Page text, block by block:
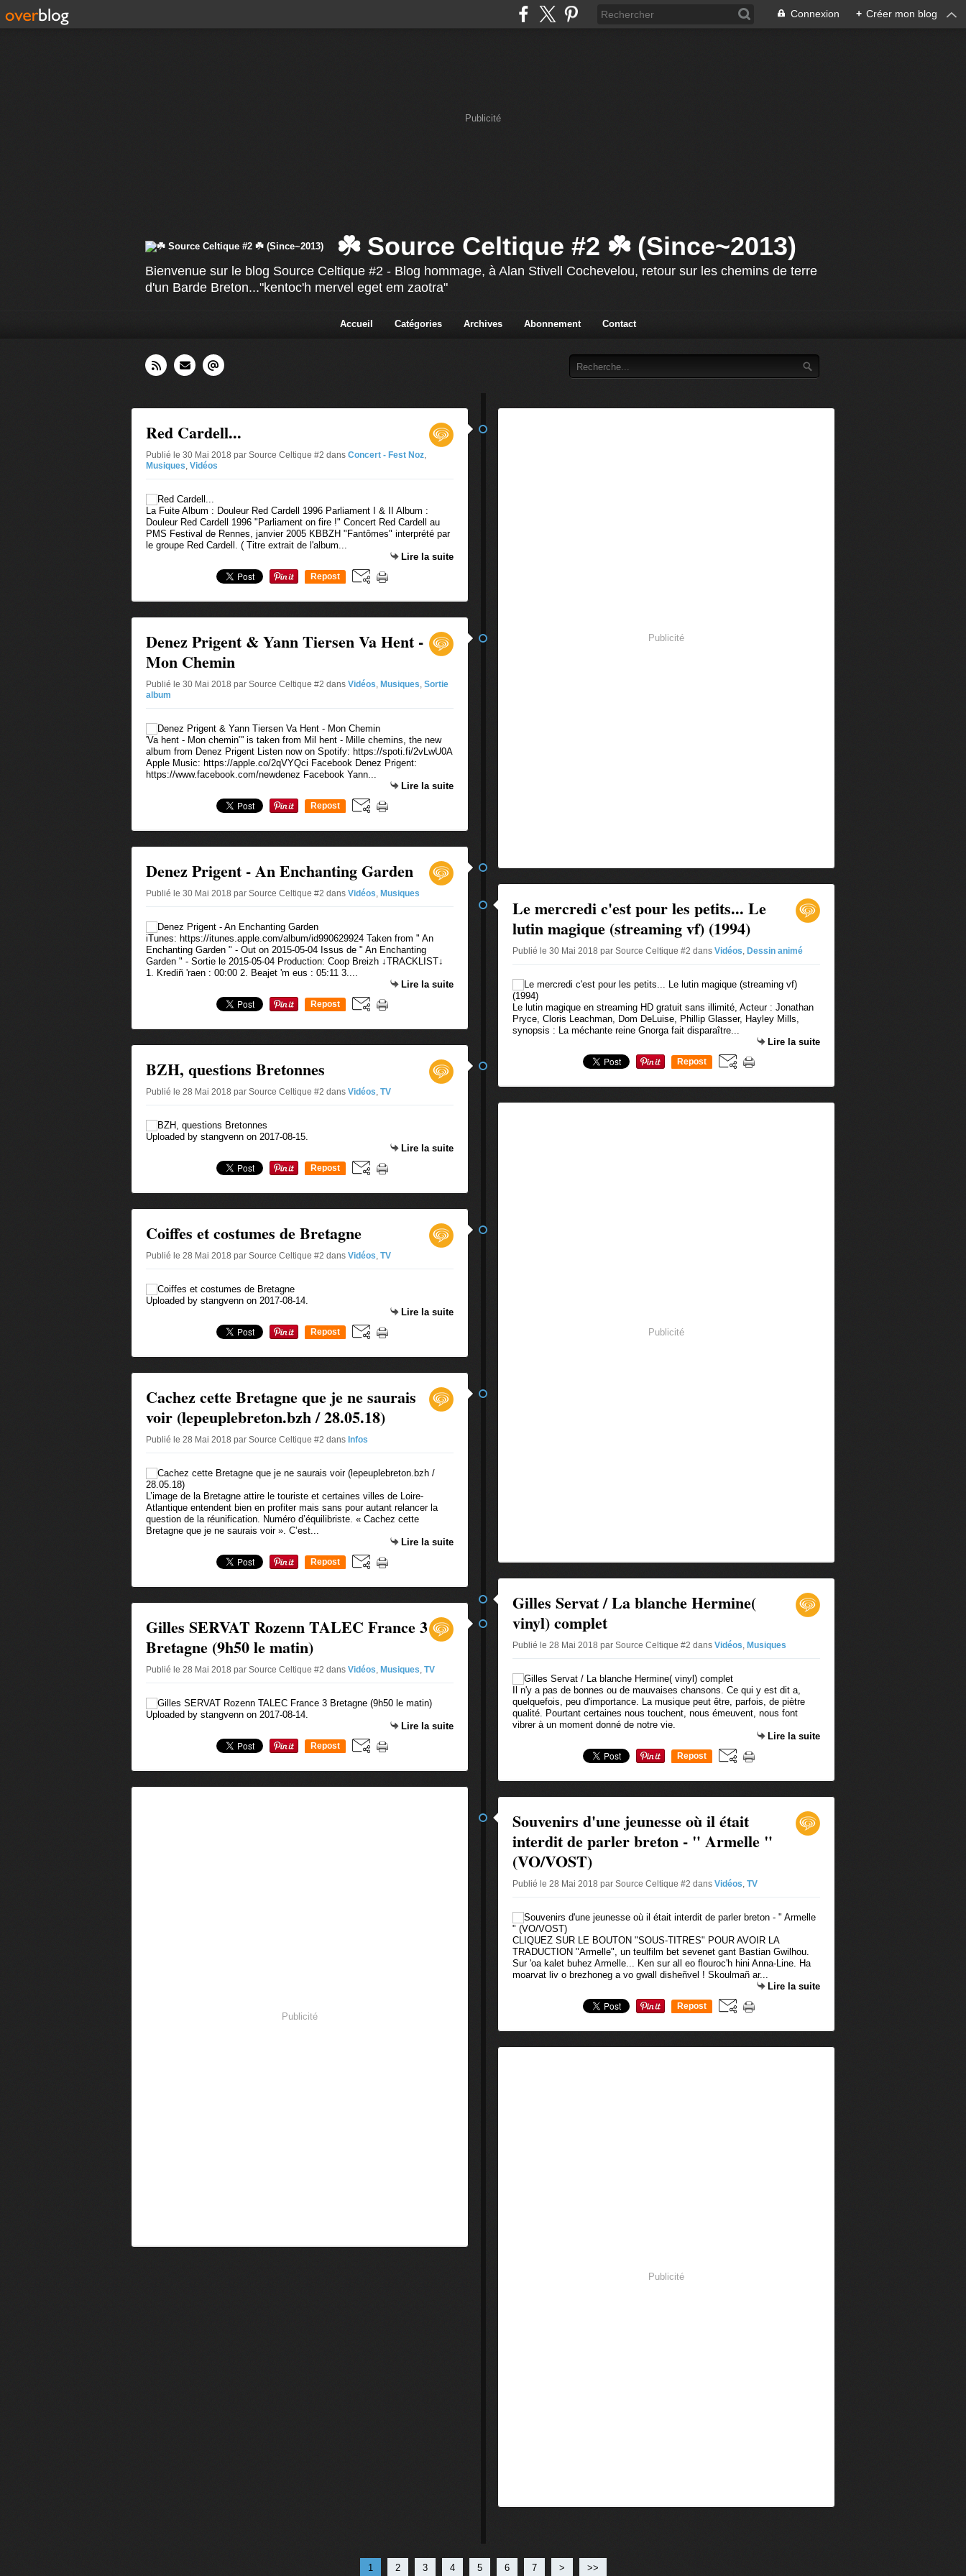
Connexion + Créer mon blog
Publicité
☘️ Source Celtique #2 ☘️ (Since~2013)
Bienvenue sur le blog Source Celtique #2 - Blog hommage, à Alan Stivell Cochevelou, retour sur les chemins de terre
d'un Barde Breton..."kentoc'h mervel eget em zaotra"
Accueil Catégories Archives Abonnement Contact
Red Cardell...
Publié le 30 Mai 2018 par Source Celtique #2 dans Concert - Fest Noz,
Musiques, Vidéos
La Fuite Album : Douleur Red Cardell 1996 Parliament I & II Album :
Douleur Red Cardell 1996 "Parliament on fire !" Concert Red Cardell au
PMS Festival de Rennes, janvier 2005 KBBZH "Fantômes" interprété par
le groupe Red Cardell. ( Titre extrait de l'album...
Lire la suite
Repost
Denez Prigent & Yann Tiersen Va Hent -
Mon Chemin
Publié le 30 Mai 2018 par Source Celtique #2 dans Vidéos, Musiques, Sortie
album
'Va hent - Mon chemin"' is taken from Mil hent - Mille chemins, the new
album from Denez Prigent Listen now on Spotify: https://spoti.fi/2vLwU0A
Apple Music: https://apple.co/2qVYQci Facebook Denez Prigent:
https://www.facebook.com/newdenez Facebook Yann...
Lire la suite
Repost
Denez Prigent - An Enchanting Garden
Publié le 30 Mai 2018 par Source Celtique #2 dans Vidéos, Musiques
iTunes: https://itunes.apple.com/album/id990629924 Taken from " An
Enchanting Garden " - Out on 2015-05-04 Issus de " An Enchanting
Garden " - Sortie le 2015-05-04 Production: Coop Breizh ↓TRACKLIST↓
1. Krediñ 'raen : 00:00 2. Beajet 'm eus : 05:11 3....
Lire la suite
Repost
BZH, questions Bretonnes
Publié le 28 Mai 2018 par Source Celtique #2 dans Vidéos, TV
Uploaded by stangvenn on 2017-08-15.
Lire la suite
Repost
Coiffes et costumes de Bretagne
Publié le 28 Mai 2018 par Source Celtique #2 dans Vidéos, TV
Uploaded by stangvenn on 2017-08-14.
Lire la suite
Repost
Cachez cette Bretagne que je ne saurais
voir (lepeuplebreton.bzh / 28.05.18)
Publié le 28 Mai 2018 par Source Celtique #2 dans Infos
L’image de la Bretagne attire le touriste et certaines villes de Loire-
Atlantique entendent bien en profiter mais sans pour autant relancer la
question de la réunification. Numéro d’équilibriste. « Cachez cette
Bretagne que je ne saurais voir ». C’est...
Lire la suite
Repost
Gilles SERVAT Rozenn TALEC France 3
Bretagne (9h50 le matin)
Publié le 28 Mai 2018 par Source Celtique #2 dans Vidéos, Musiques, TV
Uploaded by stangvenn on 2017-08-14.
Lire la suite
Repost
Publicité
Publicité
Le mercredi c'est pour les petits... Le
lutin magique (streaming vf) (1994)
Publié le 30 Mai 2018 par Source Celtique #2 dans Vidéos, Dessin animé
Le lutin magique en streaming HD gratuit sans illimité, Acteur : Jonathan
Pryce, Cloris Leachman, Dom DeLuise, Phillip Glasser, Hayley Mills,
synopsis : La méchante reine Gnorga fait disparaître...
Lire la suite
Repost
Publicité
Gilles Servat / La blanche Hermine(
vinyl) complet
Publié le 28 Mai 2018 par Source Celtique #2 dans Vidéos, Musiques
Il n'y a pas de bonnes ou de mauvaises chansons. Ce qui y est dit a,
quelquefois, peu d'importance. La musique peut être, parfois, de piètre
qualité. Pourtant certaines nous touchent, nous émeuvent, nous font
vibrer à un moment donné de notre vie.
Lire la suite
Repost
Souvenirs d'une jeunesse où il était
interdit de parler breton - " Armelle "
(VO/VOST)
Publié le 28 Mai 2018 par Source Celtique #2 dans Vidéos, TV
CLIQUEZ SUR LE BOUTON "SOUS-TITRES" POUR AVOIR LA
TRADUCTION "Armelle", un teulfilm bet sevenet gant Bastian Gwilhou.
Sur 'oa kalet buhez Armelle... Ken sur all eo flouroc'h hini Anna-Line. Ha
moarvat liv o brezhoneg a vo gwall disheñvel ! Skoulmañ ar...
Lire la suite
Repost
Publicité
1 2 3 4 5 6 7 > >>